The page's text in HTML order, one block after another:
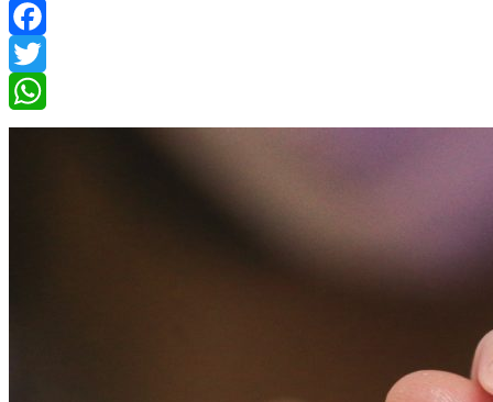
Facebook
Twitter
WhatsApp